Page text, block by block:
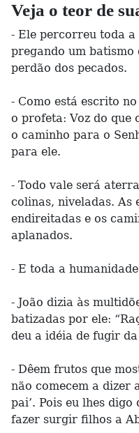
Veja o teor de
- Ele percorreu toda
pregando um
perdão dos pecados.
- Como está escrito
o profeta: Voz do que
o caminho para o
para ele.
- Todo vale será
colinas, niveladas. As
endireitadas e os
aplanados.
- E toda a
- João dizia às
batizadas por ele:
deu a idéia de fugir
- Dêem frutos que
não comecem a dizer
pai’. Pois eu lhes digo
fazer surgir filhos a